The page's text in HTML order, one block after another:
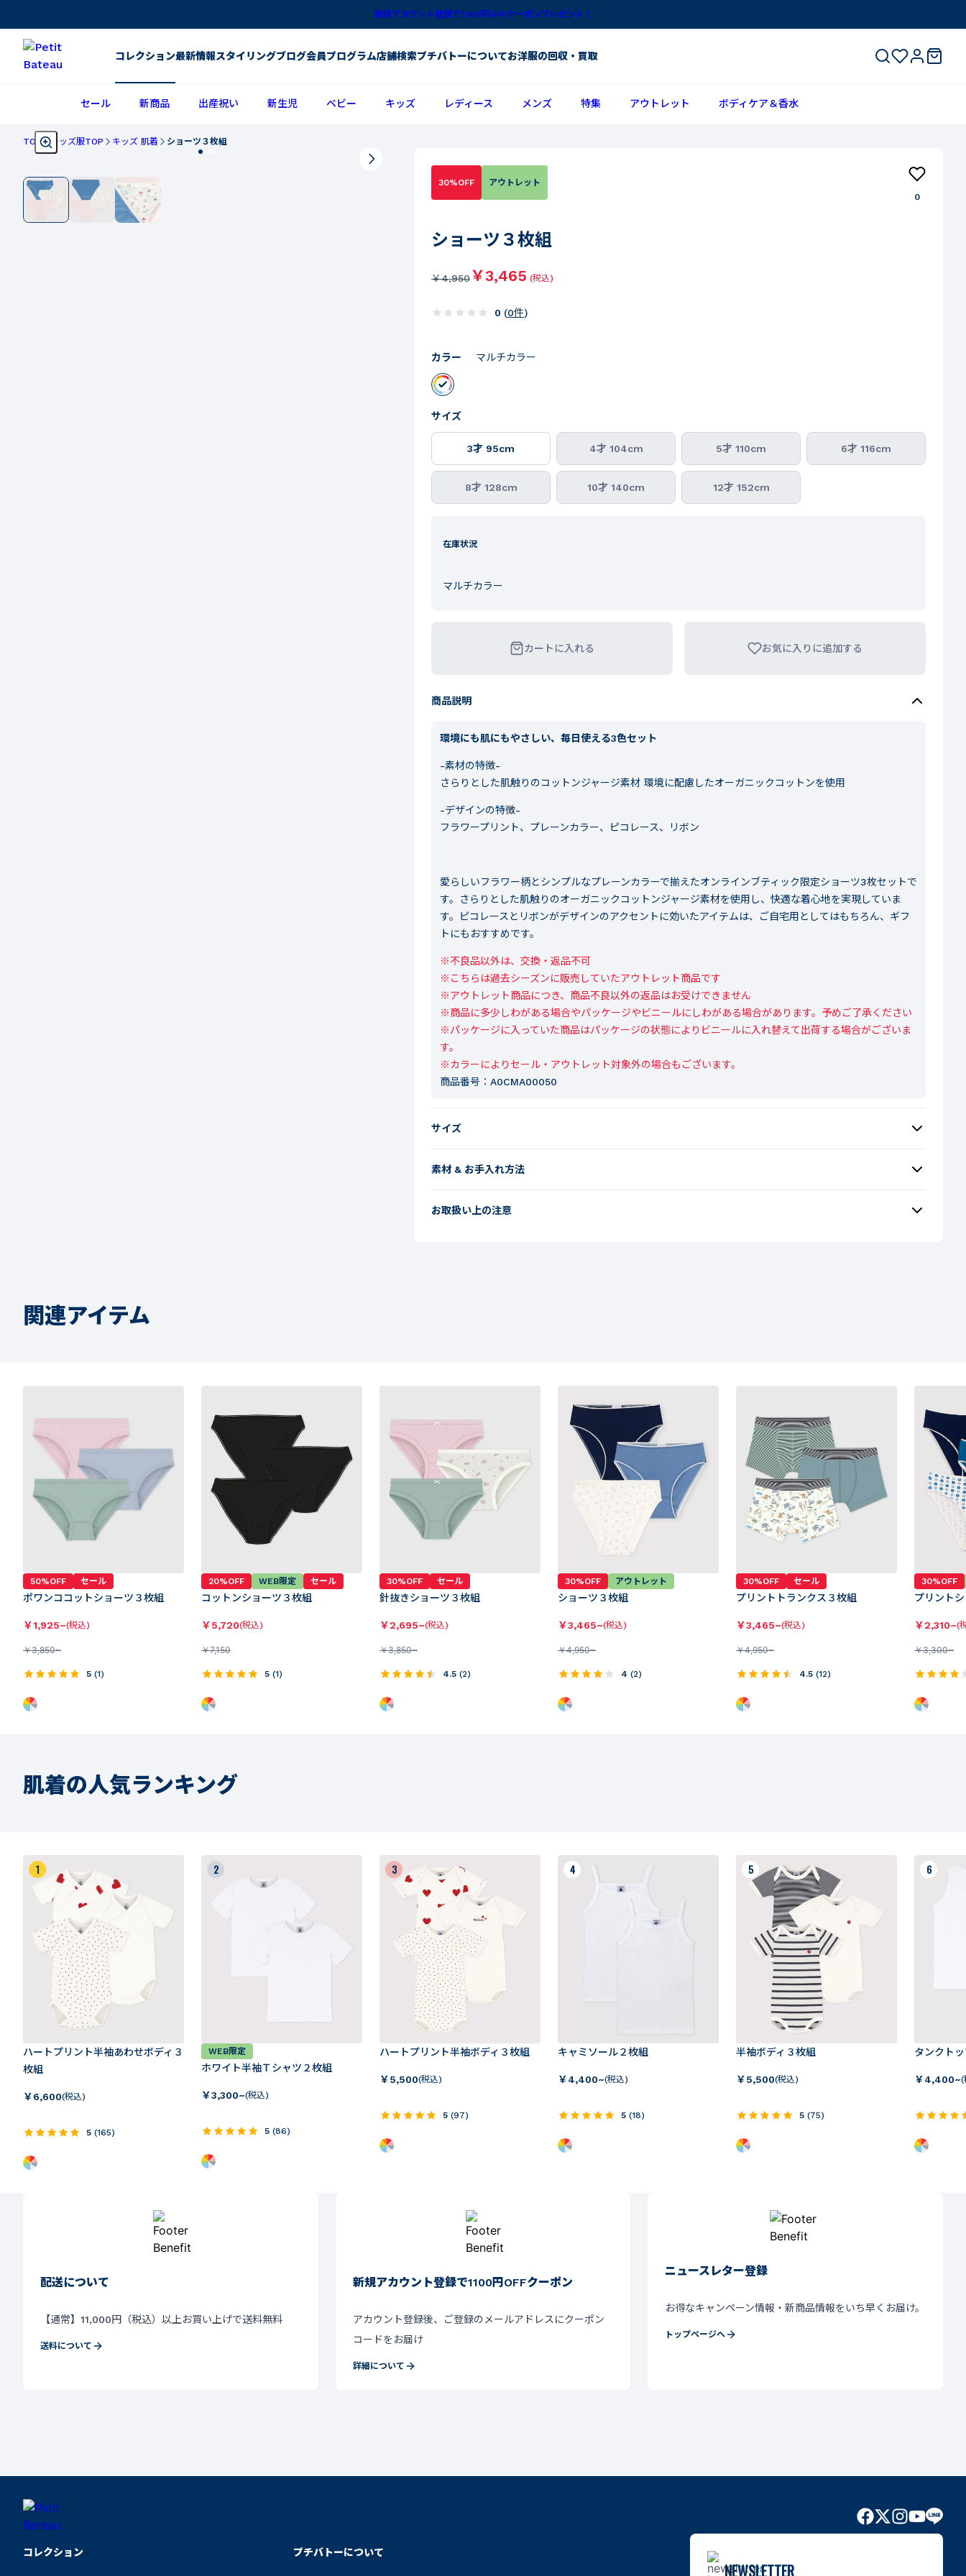
新規アカウント登録で1,100円OFFクーポンプレゼント！
コレクション最新情報スタイリングブログ会員プログラム店舗検索プチバトーについてお洋服の回収・買取
セール 新商品 出産祝い 新生児 ベビー キッズ レディース メンズ 特集 アウトレット ボディケア＆香水
TOP キッズ服TOP キッズ 肌着 ショーツ３枚組
30%OFF
アウトレット
0
ショーツ３枚組
￥4,950￥3,465 (税込)
0 (0件)
カラー マルチカラー
サイズ
3才 95cm 4才 104cm 5才 110cm 6才 116cm
8才 128cm 10才 140cm 12才 152cm
在庫状況
マルチカラー
カートに入れる お気に入りに追加する
商品説明
環境にも肌にもやさしい、毎日使える3色セット
-素材の特徴-
さらりとした肌触りのコットンジャージ素材 環境に配慮したオーガニックコットンを使用
-デザインの特徴-
フラワープリント、プレーンカラー、ピコレース、リボン
愛らしいフラワー柄とシンプルなプレーンカラーで揃えたオンラインブティック限定ショーツ3枚セットで
す。さらりとした肌触りのオーガニックコットンジャージ素材を使用し、快適な着心地を実現していま
す。ピコレースとリボンがデザインのアクセントに効いたアイテムは、ご自宅用としてはもちろん、ギフ
トにもおすすめです。
※不良品以外は、交換・返品不可
※こちらは過去シーズンに販売していたアウトレット商品です
※アウトレット商品につき、商品不良以外の返品はお受けできません
※商品に多少しわがある場合やパッケージやビニールにしわがある場合があります。予めご了承ください
※パッケージに入っていた商品はパッケージの状態によりビニールに入れ替えて出荷する場合がございま
す。
※カラーによりセール・アウトレット対象外の場合もございます。
商品番号： A0CMA00050
サイズ
素材 & お手入れ方法
お取扱い上の注意
関連アイテム
50%OFF セール
ポワンココットショーツ３枚組
￥1,925~(税込)
￥3,850~
5 (1)
20%OFF WEB限定 セール
コットンショーツ３枚組
￥5,720(税込)
￥7,150
5 (1)
30%OFF セール
針抜きショーツ３枚組
￥2,695~(税込)
￥3,850~
4.5 (2)
30%OFF アウトレット
ショーツ３枚組
￥3,465~(税込)
￥4,950~
4 (2)
30%OFF セール
プリントトランクス３枚組
￥3,465~(税込)
￥4,950~
4.5 (12)
30%OFF
プリント
￥2,310~(
￥3,300~
肌着の人気ランキング
1
ハートプリント半袖あわせボディ３
枚組
￥6,600(税込)
5 (165)
2
WEB限定
ホワイト半袖Ｔシャツ２枚組
￥3,300~(税込)
5 (86)
3
ハートプリント半袖ボディ３枚組
￥5,500(税込)
5 (97)
4
キャミソール２枚組
￥4,400~(税込)
5 (18)
5
半袖ボディ３枚組
￥5,500(税込)
5 (75)
6
タンクト
￥4,400~(
配送について
【通常】11,000円（税込）以上お買い上げで送料無料
送料について
新規アカウント登録で1100円OFFクーポン
アカウント登録後、ご登録のメールアドレスにクーポン
コードをお届け
詳細について
ニュースレター登録
お得なキャンペーン情報・新商品情報をいち早くお届け。
トップページへ
コレクション プチバトーについて
NEWSLETTER